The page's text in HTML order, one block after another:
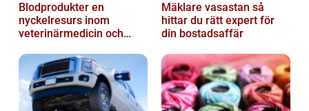
Blodprodukter en
nyckelresurs inom
veterinärmedicin och
Mäklare vasastan så
hittar du rätt expert för
din bostadsaffär